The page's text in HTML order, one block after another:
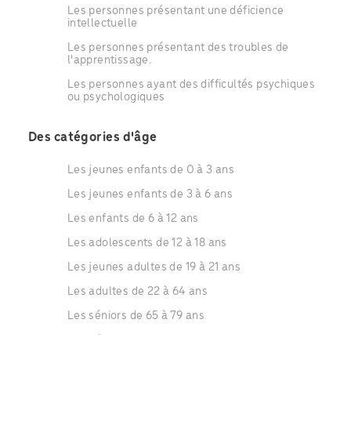
Les personnes présentant une déficience
intellectuelle
Les personnes présentant des troubles de
l'apprentissage.
Les personnes ayant des difficultés psychiques
ou psychologiques
Des catégories d'âge
Les jeunes enfants de 0 à 3 ans
Les jeunes enfants de 3 à 6 ans
Les enfants de 6 à 12 ans
Les adolescents de 12 à 18 ans
Les jeunes adultes de 19 à 21 ans
Les adultes de 22 à 64 ans
Les séniors de 65 à 79 ans